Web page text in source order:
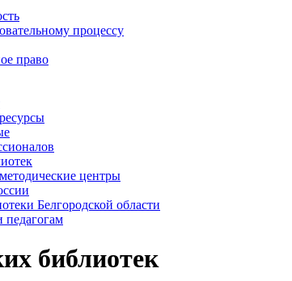
процессу
право
центры
Белгородской области
педагогам
библиотек